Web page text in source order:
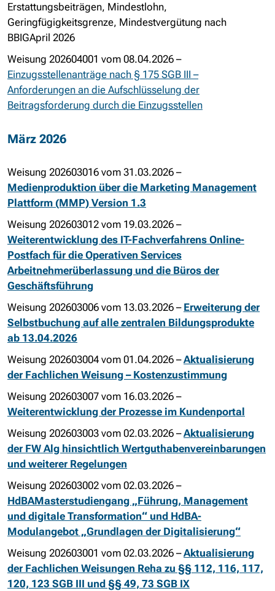
Erstattungsbeiträgen, Mindestlohn,
Geringfügigkeitsgrenze, Mindestvergütung nach
BBIGApril 2026
Weisung 202604001 vom 08.04.2026 –
Einzugsstellenanträge nach § 175 SGB III –
Anforderungen an die Aufschlüsselung der
Beitragsforderung durch die Einzugsstellen
März 2026
Weisung 202603016 vom 31.03.2026 –
Medienproduktion über die Marketing Management
Plattform (MMP) Version 1.3
Weisung 202603012 vom 19.03.2026 –
Weiterentwicklung des IT-Fachverfahrens Online-
Postfach für die Operativen Services
Arbeitnehmerüberlassung und die Büros der
Geschäftsführung
Weisung 202603006 vom 13.03.2026 – Erweiterung der
Selbstbuchung auf alle zentralen Bildungsprodukte
ab 13.04.2026
Weisung 202603004 vom 01.04.2026 –Aktualisierung
der Fachlichen Weisung – Kostenzustimmung
Weisung 202603007 vom 16.03.2026 –
Weiterentwicklung der Prozesse im Kundenportal
Weisung 202603003 vom 02.03.2026 –Aktualisierung
der FW Alg hinsichtlich Wertguthabenvereinbarungen
und weiterer Regelungen
Weisung 202603002 vom 02.03.2026 –
HdBAMasterstudiengang „Führung, Management
und digitale Transformation“ und HdBA-
Modulangebot „Grundlagen der Digitalisierung“
Weisung 202603001 vom 02.03.2026 –Aktualisierung
der Fachlichen Weisungen Reha zu §§ 112, 116, 117,
120, 123 SGB III und §§ 49, 73 SGB IX